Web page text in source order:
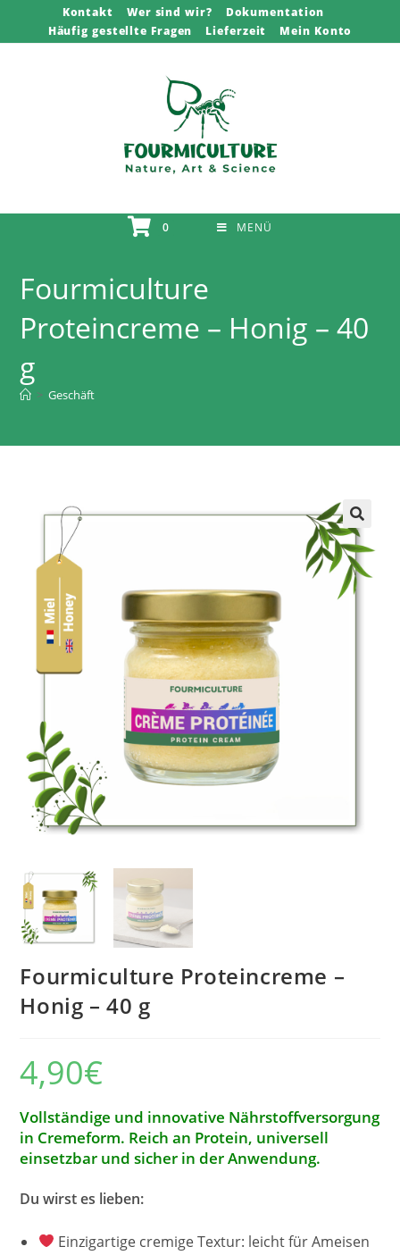
Kontakt Wer sind wir?
Dokumentation
Häufig gestellte Fragen
Lieferzeit Mein Konto
0 MENÜ
Fourmiculture
Proteincreme – Honig – 40
g
> Geschäft
Fourmiculture Proteincreme –
Honig – 40 g
4,90€
Vollständige und innovative Nährstoffversorgung
in Cremeform. Reich an Protein, universell
einsetzbar und sicher in der Anwendung.
Du wirst es lieben:
Einzigartige cremige Textur: leicht für Ameisen